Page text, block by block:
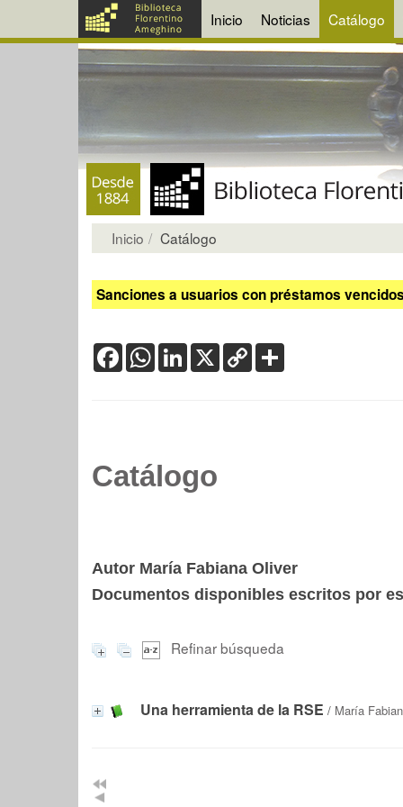
Inicio Noticias Catálogo
Inicio Catálogo
Sanciones a usuarios con préstamos
FacebookWhatsApp
LinkedIn
X Copy
Link
Catálogo
Autor María Fabiana Oliver
Documentos disponibles escritos por
Refinar búsqueda
Una herramienta de la RSE / María